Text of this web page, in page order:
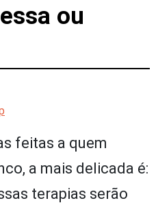
ou
feitas a quem
a mais delicada é:
terapias serão